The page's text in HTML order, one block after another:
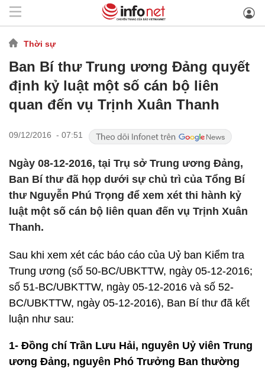
Thời sự
Ban Bí thư Trung ương Đảng quyết
định kỷ luật một số cán bộ liên
quan đến vụ Trịnh Xuân Thanh
09/12/2016 - 07:51
Ngày 08-12-2016, tại Trụ sở Trung ương Đảng,
Ban Bí thư đã họp dưới sự chủ trì của Tổng Bí
thư Nguyễn Phú Trọng để xem xét thi hành kỷ
luật một số cán bộ liên quan đến vụ Trịnh Xuân
Thanh.
Sau khi xem xét các báo cáo của Uỷ ban Kiểm tra
Trung ương (số 50-BC/UBKTTW, ngày 05-12-2016;
số 51-BC/UBKTTW, ngày 05-12-2016 và số 52-
BC/UBKTTW, ngày 05-12-2016), Ban Bí thư đã kết
luận như sau:
1- Đồng chí Trần Lưu Hải, nguyên Uỷ viên Trung
ương Đảng, nguyên Phó Trưởng Ban thường